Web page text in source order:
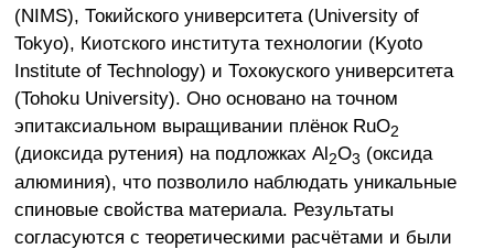
(NIMS), Токийского университета (University of
Tokyo), Киотского института технологии (Kyoto
Institute of Technology) и Тохокуского университета
(Tohoku University). Оно основано на точном
эпитаксиальном выращивании плёнок RuO2
(диоксида рутения) на подложках Al2O3 (оксида
алюминия), что позволило наблюдать уникальные
спиновые свойства материала. Результаты
согласуются с теоретическими расчётами и были